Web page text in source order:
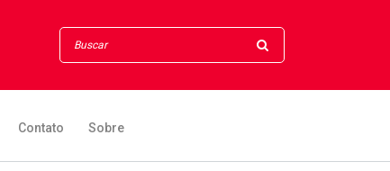
Contato Sobre